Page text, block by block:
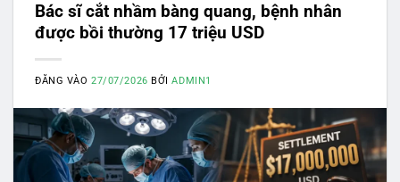
Bác sĩ cắt nhầm bàng quang, bệnh nhân
được bồi thường 17 triệu USD
ĐĂNG VÀO27/07/2026 BỞIADMIN1